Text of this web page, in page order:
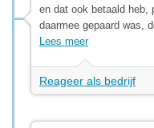
en dat ook betaald heb,
daarmee gepaard was,
Lees meer
Reageer als bedrijf